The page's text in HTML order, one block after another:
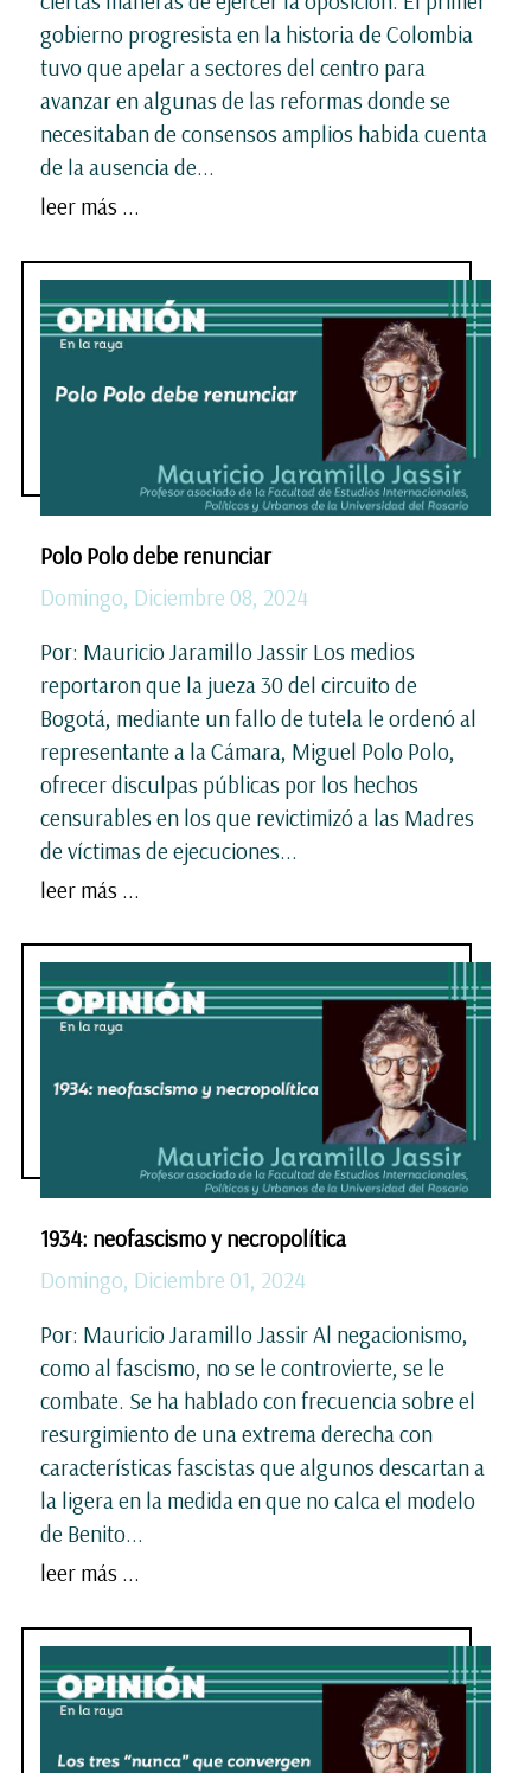
gobierno progresista en la historia de Colombia
tuvo que apelar a sectores del centro para
avanzar en algunas de las reformas donde se
necesitaban de consensos amplios habida cuenta
de la ausencia de...
leer más ...
Polo Polo debe renunciar
Domingo, Diciembre 08, 2024
Por: Mauricio Jaramillo Jassir Los medios
reportaron que la jueza 30 del circuito de
Bogotá, mediante un fallo de tutela le ordenó al
representante a la Cámara, Miguel Polo Polo,
ofrecer disculpas públicas por los hechos
censurables en los que revictimizó a las Madres
de víctimas de ejecuciones...
leer más ...
1934: neofascismo y necropolítica
Domingo, Diciembre 01, 2024
Por: Mauricio Jaramillo Jassir Al negacionismo,
como al fascismo, no se le controvierte, se le
combate. Se ha hablado con frecuencia sobre el
resurgimiento de una extrema derecha con
características fascistas que algunos descartan a
la ligera en la medida en que no calca el modelo
de Benito...
leer más ...